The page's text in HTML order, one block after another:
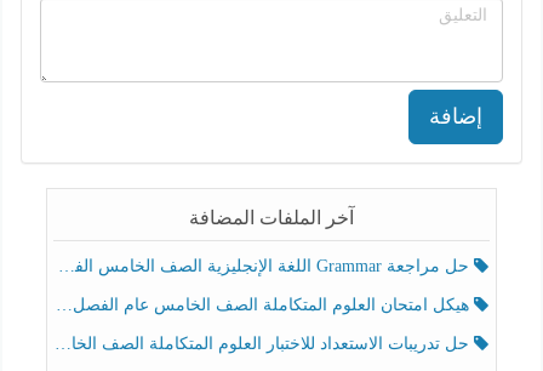
إضافة
آخر الملفات المضافة
حل مراجعة Grammar اللغة الإنجليزية الصف الخامس الفصل الثالث
هيكل امتحان العلوم المتكاملة الصف الخامس عام الفصل الدراسي الثالث 2025-2026
حل تدريبات الاستعداد للاختبار العلوم المتكاملة الصف الخامس عام الفصل الثالث